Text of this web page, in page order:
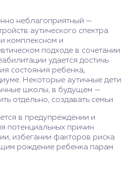
неблагоприятный —
аутического спектра
комплексном и
подходе в сочетании
удается достичь
состояния ребенка,
Некоторые аутичные дети
школы, в будущем —
отдельно, создавать семьи.
в предупреждении и
потенциальных причин
избегании факторов риска
рождение ребенка парам